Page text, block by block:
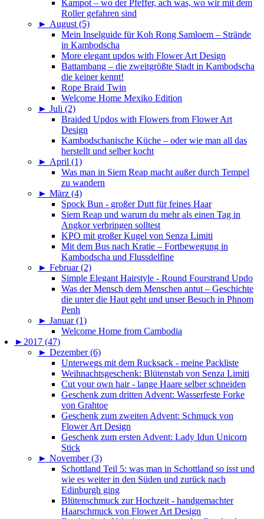
Kampot – wo der Pfeffer, ach was, wo wir mit dem
Roller gefahren sind
► August (5)
Mein Inselguide für Koh Rong Samloem – Strände
in Kambodscha
More elegant updos with Flower Art Design
Battambang – die zweitgrößte Stadt in Kambodscha
die keiner kennt!
Rope Braid Twin
Welcome Home Mexiko Edition
► Juli (2)
Braided Updos with Flowers from Flower Art
Design
Kambodschanische Küche – oder wie man all das
herstellt und selber kocht
► April (1)
Was man in Siem Reap macht außer durch Tempel
zu wandern
► März (4)
Spock Bun - großer Dutt für feines Haar
Siem Reap und warum du mehr als einen Tag in
Angkor verbringen solltest
KPO mit großer Kugel von Senza Limiti
Mit dem Bus nach Kratie – Fortbewegung in
Kambodscha und Flussdelfine
► Februar (2)
Simple Elegant Hairstyle - Round Fourstrand Updo
Was der Mensch dem Menschen antut – Geschichte
die unter die Haut geht und unser Besuch in Phnom
Penh
► Januar (1)
Welcome Home from Cambodia
► 2017 (47)
► Dezember (6)
Unterwegs mit dem Rucksack - meine Packliste
Weihnachtsgeschenk: Blütenstab von Senza Limiti
Cut your own hair - lange Haare selber schneiden
Geschenk zum dritten Advent: Wasserfeste Forke
von Grahtoe
Geschenk zum zweiten Advent: Schmuck von
Flower Art Design
Geschenk zum ersten Advent: Lady Idun Unicorn
Stick
► November (3)
Schottland Teil 5: was man in Schottland so isst und
wie es weiter in den Süden und zurück nach
Edinburgh ging
Blütenschmuck zur Hochzeit - handgemachter
Haarschmuck von Flower Art Design